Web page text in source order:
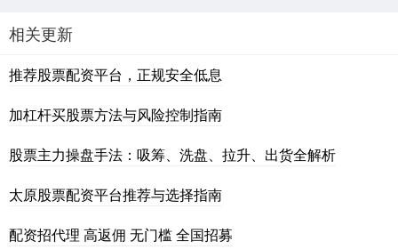
相关更新
推荐股票配资平台，正规安全低息
加杠杆买股票方法与风险控制指南
股票主力操盘手法：吸筹、洗盘、拉升、出货全解析
太原股票配资平台推荐与选择指南
配资招代理 高返佣 无门槛 全国招募